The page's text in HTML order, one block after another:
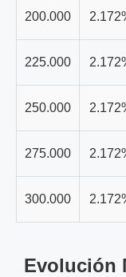
200.000
225.000
250.000
275.000
300.000
Evolución